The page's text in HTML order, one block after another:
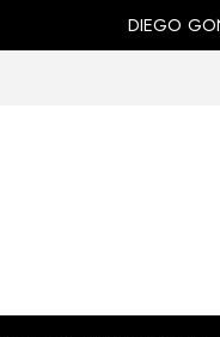
DIEGO